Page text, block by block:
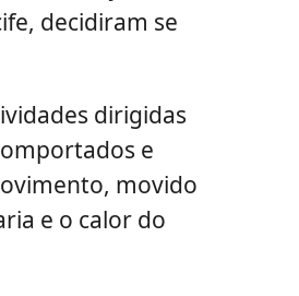
decidiram se
dirigidas
e
movido
e o calor do